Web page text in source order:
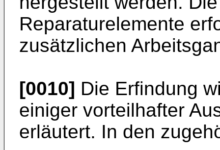
Reparaturelemente
zusätzlichen
[0010] Die Erfindung
einiger vorteilhafter
erläutert. In den